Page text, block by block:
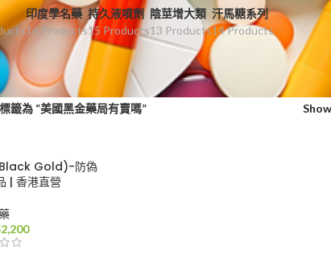
印度學名藥
16 Products
持久液噴劑
15 Products
陰莖增大類
13 Products
汗馬糖系列
14 Products
籤為 “美國黑金藥局有賣嗎” Show
Black Gold)-防偽
| 香港直營
2,200價